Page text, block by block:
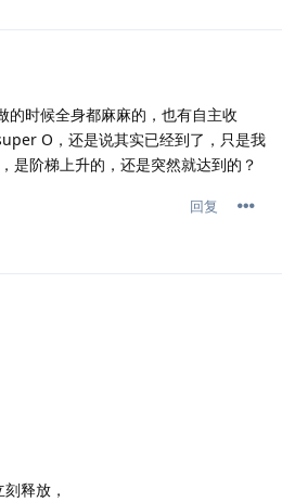
的时候全身都麻麻的，也有自主收
O，还是说其实已经到了，只是我
是阶梯上升的，还是突然就达到的？
回复
释放，